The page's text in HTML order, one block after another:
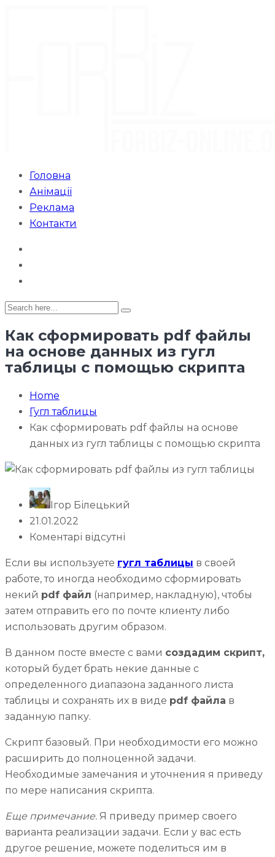
Головна
Анімації
Реклама
Контакти
Как сформировать pdf файлы
на основе данных из гугл
таблицы с помощью скрипта
Home
Гугл таблицы
Как сформировать pdf файлы на основе
данных из гугл таблицы с помощью скрипта
Ігор Білецький
21.01.2022
Коментарі відсутні
Если вы используете гугл таблицы в своей
работе, то иногда необходимо сформировать
некий pdf файл (например, накладную), чтобы
затем отправить его по почте клиенту либо
использовать другим образом.
В данном посте вместе с вами создадим скрипт,
который будет брать некие данные с
определенного диапазона заданного листа
таблицы и сохранять их в виде pdf файла в
заданную папку.
Скрипт базовый. При необходимости его можно
расширить до полноценной задачи.
Необходимые замечания и уточнения я приведу
по мере написания скрипта.
Еще примечание. Я приведу пример своего
варианта реализации задачи. Если у вас есть
другое решение, можете поделиться им в